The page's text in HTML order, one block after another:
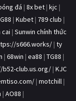
đá | 8x bet | kjc |
| Kubet | 789 club |
cai | Sunwin chính thức
s666.works/ | ty
| 68win | ea88 | TG88 |
club.us.org/ | KJC
| motchill |
| AO88 |